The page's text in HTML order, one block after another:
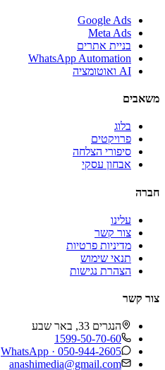
Google Ads
Meta Ads
בניית אתרים
WhatsApp Automation
AI ואוטומציה
משאבים
בלוג
פרויקטים
סיפורי הצלחה
אבחון עסקי
חברה
עלינו
צור קשר
מדיניות פרטיות
תנאי שימוש
הצהרת נגישות
צור קשר
הנגרים 33, באר שבע
1599-50-70-60
WhatsApp · 050-944-2605
anashimedia@gmail.com